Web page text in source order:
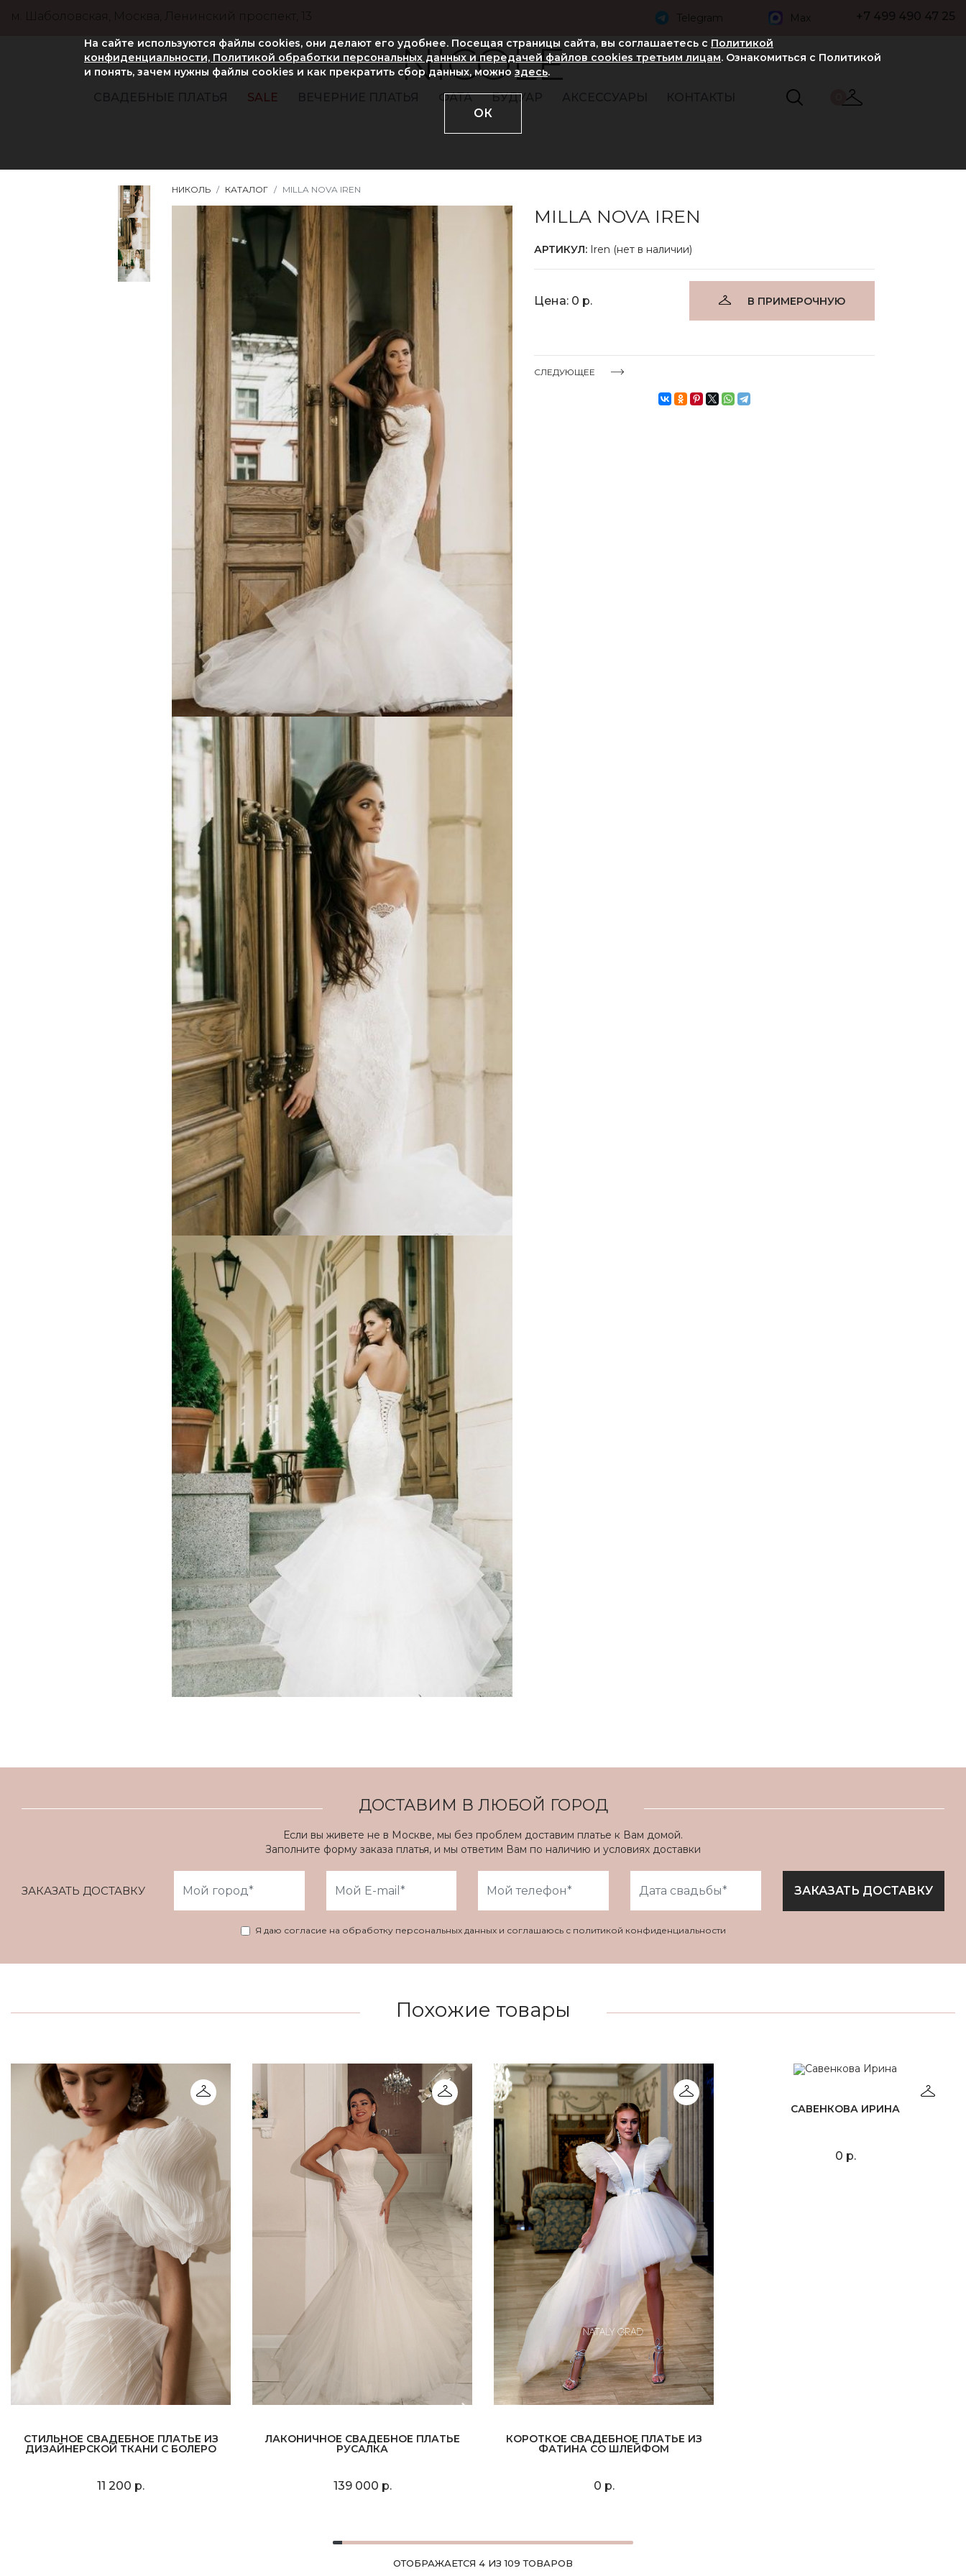
м. Шаболовская, Москва, Ленинский проспект, 13 Telegram Max +7 499 490 47 25
NICOLE
СВАДЕБНЫЕ ПЛАТЬЯ SALE ВЕЧЕРНИЕ ПЛАТЬЯ ФАТА БУДУАР АКСЕССУАРЫ КОНТАКТЫ
НИКОЛЬ КАТАЛОГ MILLA NOVA IREN
MILLA NOVA IREN
АРТИКУЛ: Iren (нет в наличии)
Цена: 0 р. В ПРИМЕРОЧНУЮ
СЛЕДУЮЩЕЕ
ДОСТАВИМ В ЛЮБОЙ ГОРОД
Если вы живете не в Москве, мы без проблем доставим платье к Вам домой.
Заполните форму заказа платья, и мы ответим Вам по наличию и условиях доставки
ЗАКАЗАТЬ ДОСТАВКУ ЗАКАЗАТЬ ДОСТАВКУ
Я даю согласие на обработку персональных данных и соглашаюсь с политикой конфиденциальности
Похожие товары
СТИЛЬНОЕ СВАДЕБНОЕ ПЛАТЬЕ ИЗ
ДИЗАЙНЕРСКОЙ ТКАНИ С БОЛЕРО
11 200 р.
ЛАКОНИЧНОЕ СВАДЕБНОЕ ПЛАТЬЕ
РУСАЛКА
139 000 р.
КОРОТКОЕ СВАДЕБНОЕ ПЛАТЬЕ ИЗ
ФАТИНА СО ШЛЕЙФОМ
0 р.
САВЕНКОВА ИРИНА
0 р.
ОТОБРАЖАЕТСЯ 4 ИЗ 109 ТОВАРОВ
На сайте используются файлы cookies, они делают его удобнее. Посещая страницы сайта, вы соглашаетесь с Политикой
конфиденциальности, Политикой обработки персональных данных и передачей файлов cookies третьим лицам. Ознакомиться с Политикой
и понять, зачем нужны файлы сookies и как прекратить сбор данных, можно здесь.
ОК